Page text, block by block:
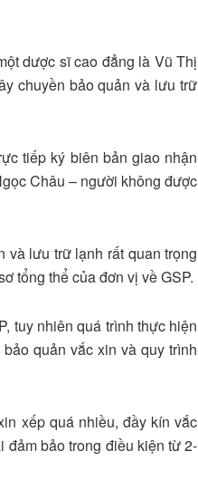
dược sĩ cao đẳng là Vũ Thị
chuyền bảo quản và lưu trữ
tiếp ký biên bản giao nhận
Châu – người không được
và lưu trữ lạnh rất quan trọng
tổng thể của đơn vị về GSP.
tuy nhiên quá trình thực hiện
quản vắc xin và quy trình
xếp quá nhiều, đầy kín vắc
đảm bảo trong điều kiện từ 2-